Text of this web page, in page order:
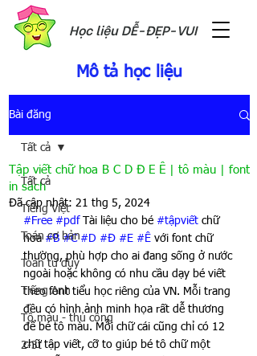
Học liệu DỄ-ĐẸP-VUI
Mô tả học liệu
Bài đăng
Tất cả
Tiếng Việt
Toán cơ bản
Toán tư duy
Tiếng Anh
Tô màu - thủ công
2-3t
Tất cả
Tập viết chữ hoa B C D Đ E Ê | tô màu | font
in sách
Đã cập nhật: 21 thg 5, 2024
#Free #pdf Tài liệu cho bé #tậpviết chữ
hoa #B #C #D #Đ #E #Ê với font chữ
thường, phù hợp cho ai đang sống ở nước
ngoài hoặc không có nhu cầu dạy bé viết
theo font tiểu học riêng của VN. Mỗi trang
đều có hình ảnh minh họa rất dễ thương
để bé tô màu. Mỗi chữ cái cũng chỉ có 12
chữ tập viết, cỡ to giúp bé tô chữ một